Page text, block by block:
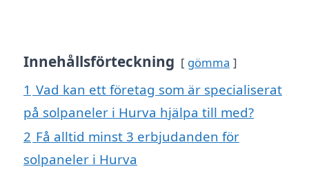
Innehållsförteckning gömma
1 Vad kan ett företag som är specialiserat
på solpaneler i Hurva hjälpa till med?
2 Få alltid minst 3 erbjudanden för
solpaneler i Hurva